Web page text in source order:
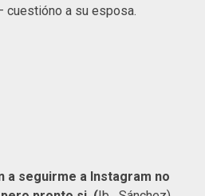
cuestióno a su esposa.
a seguirme a Instagram no